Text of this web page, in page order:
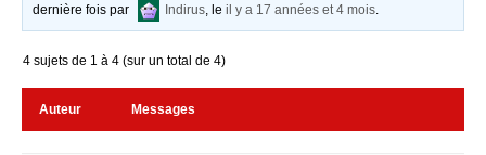
dernière fois par
Indirus, leil y a 17 années et 4 mois.
4 sujets de 1 à 4 (sur un total de 4)
Auteur Messages